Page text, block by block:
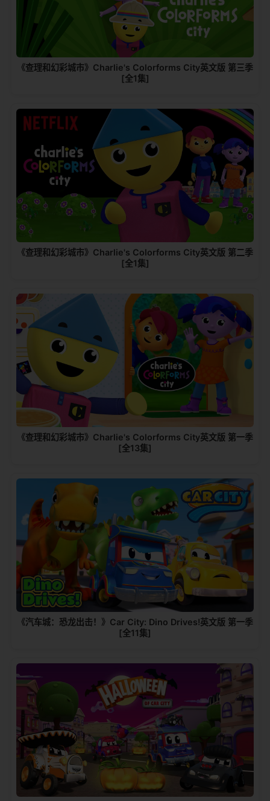
《查理和幻彩城市》Charlie's Colorforms City英文版 第三季
[全1集]
《查理和幻彩城市》Charlie's Colorforms City英文版 第二季
[全1集]
《查理和幻彩城市》Charlie's Colorforms City英文版 第一季
[全13集]
《汽车城：恐龙出击！》Car City: Dino Drives!英文版 第一季
[全11集]